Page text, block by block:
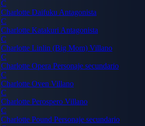
C
Charlotte Daifuku Antagonista
C
Charlotte Katakuri Antagonista
C
Charlotte Linlin (Big Mom) Villano
C
Charlotte Opera Personaje secundario
C
Charlotte Oven Villano
C
Charlotte Perospero Villano
C
Charlotte Pound Personaje secundario